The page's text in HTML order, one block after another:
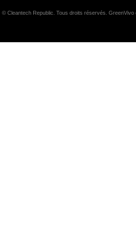
© Cleantech Republic. Tous droits réservés.